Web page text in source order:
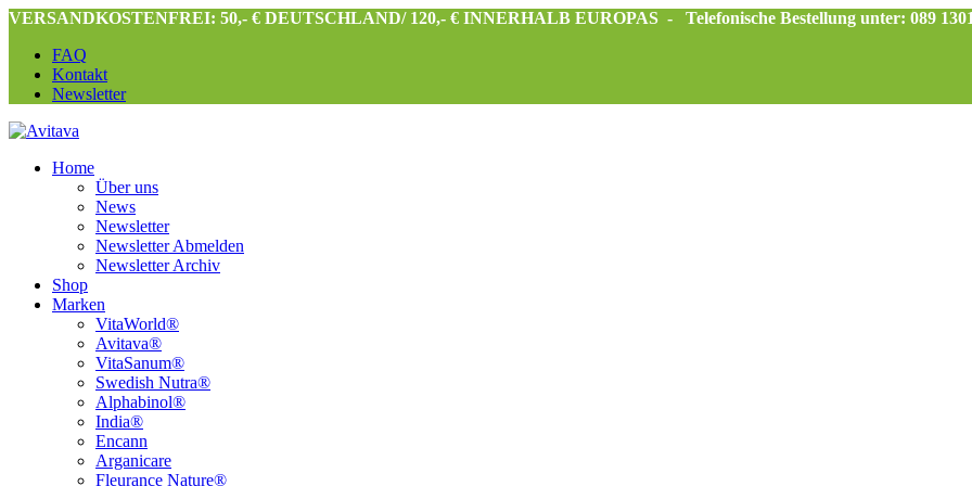
VERSANDKOSTENFREI: 50,- € DEUTSCHLAND/ 120,- € INNERHALB EUROPAS -
Telefonische Bestellung unter: 089
FAQ
Kontakt
Newsletter
Home
Über uns
News
Newsletter
Newsletter Abmelden
Newsletter Archiv
Shop
Marken
VitaWorld®
Avitava®
VitaSanum®
Swedish Nutra®
Alphabinol®
India®
Encann
Arganicare
Fleurance Nature®